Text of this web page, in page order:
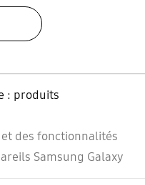
: produits
des fonctionnalités
Samsung Galaxy